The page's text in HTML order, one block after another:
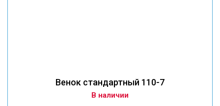
Венок стандартный 110-7
В наличии